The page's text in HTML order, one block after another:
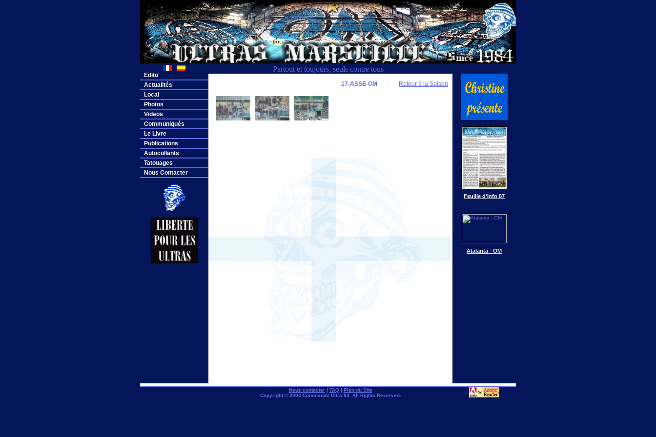
Partout et toujours, seuls contre tous
Edito
Actualités
Local
Photos
Videos
Communiqués
Le Livre
Publications
Autocollants
Tatouages
Nous Contacter
17-ASSE-OM - Retour à la Saison
Feuille d'Info 87
Atalanta - OM
Nous contacter| FAQ| Plan du Site
Copyright © 2004 Commando Ultra 84 All Rights Reserved.